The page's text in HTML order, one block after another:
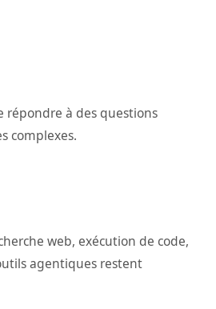
répondre à des questions
complexes.
web, exécution de code,
agentiques restent